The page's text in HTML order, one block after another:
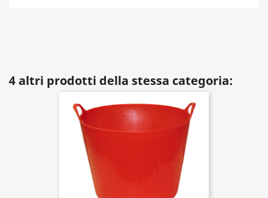
4 altri prodotti della stessa categoria: